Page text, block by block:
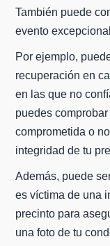
También puede
evento
Por ejemplo,
recuperación en
en las que no
puedes
comprometida o
integridad de tu
Además, puede
es víctima de una
precinto para
una foto de tu